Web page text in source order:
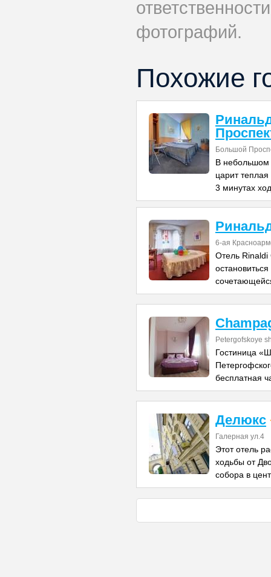
фотографий.
Похожие
Большой
В небольшом
царит
3 минутах
6-ая
Отель Rinaldi
Petergofskoye
Гостиница
бесплатная
Делюкс
Галерная ул.4
Этот отель
ходьбы от
собора в